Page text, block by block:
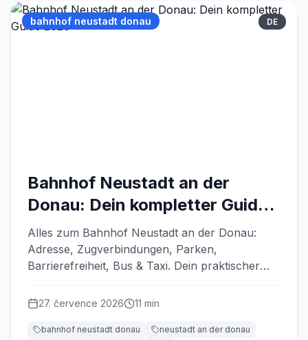
bahnhof neustadt donau DE
Bahnhof Neustadt an der
Donau: Dein kompletter Guide
2026
Alles zum Bahnhof Neustadt an der Donau:
Adresse, Zugverbindungen, Parken,
Barrierefreiheit, Bus & Taxi. Dein praktischer
27. července 2026 11 min
bahnhof neustadt donau neustadt an der donau